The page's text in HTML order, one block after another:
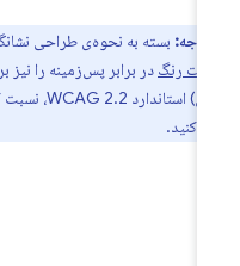
بسته به نحوه‌ی طراحی نشانگر
رنگ در برابر پس‌زمینه را نیز
کنید.